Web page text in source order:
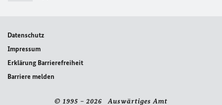
Datenschutz
Impressum
Erklärung Barrierefreiheit
Barriere melden
© 1995 – 2026 Auswärtiges Amt